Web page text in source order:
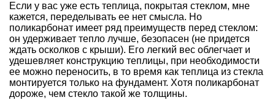
Если у вас уже есть теплица, покрытая стеклом, мне
кажется, переделывать ее нет смысла. Но
поликарбонат имеет ряд преимуществ перед стеклом:
он удерживает тепло лучше, безопасен (не придется
ждать осколков с крыши). Его легкий вес облегчает и
удешевляет конструкцию теплицы, при необходимости
ее можно переносить, в то время как теплица из стекла
монтируется только на фундамент. Хотя поликарбонат
дороже, чем стекло такой же толщины.